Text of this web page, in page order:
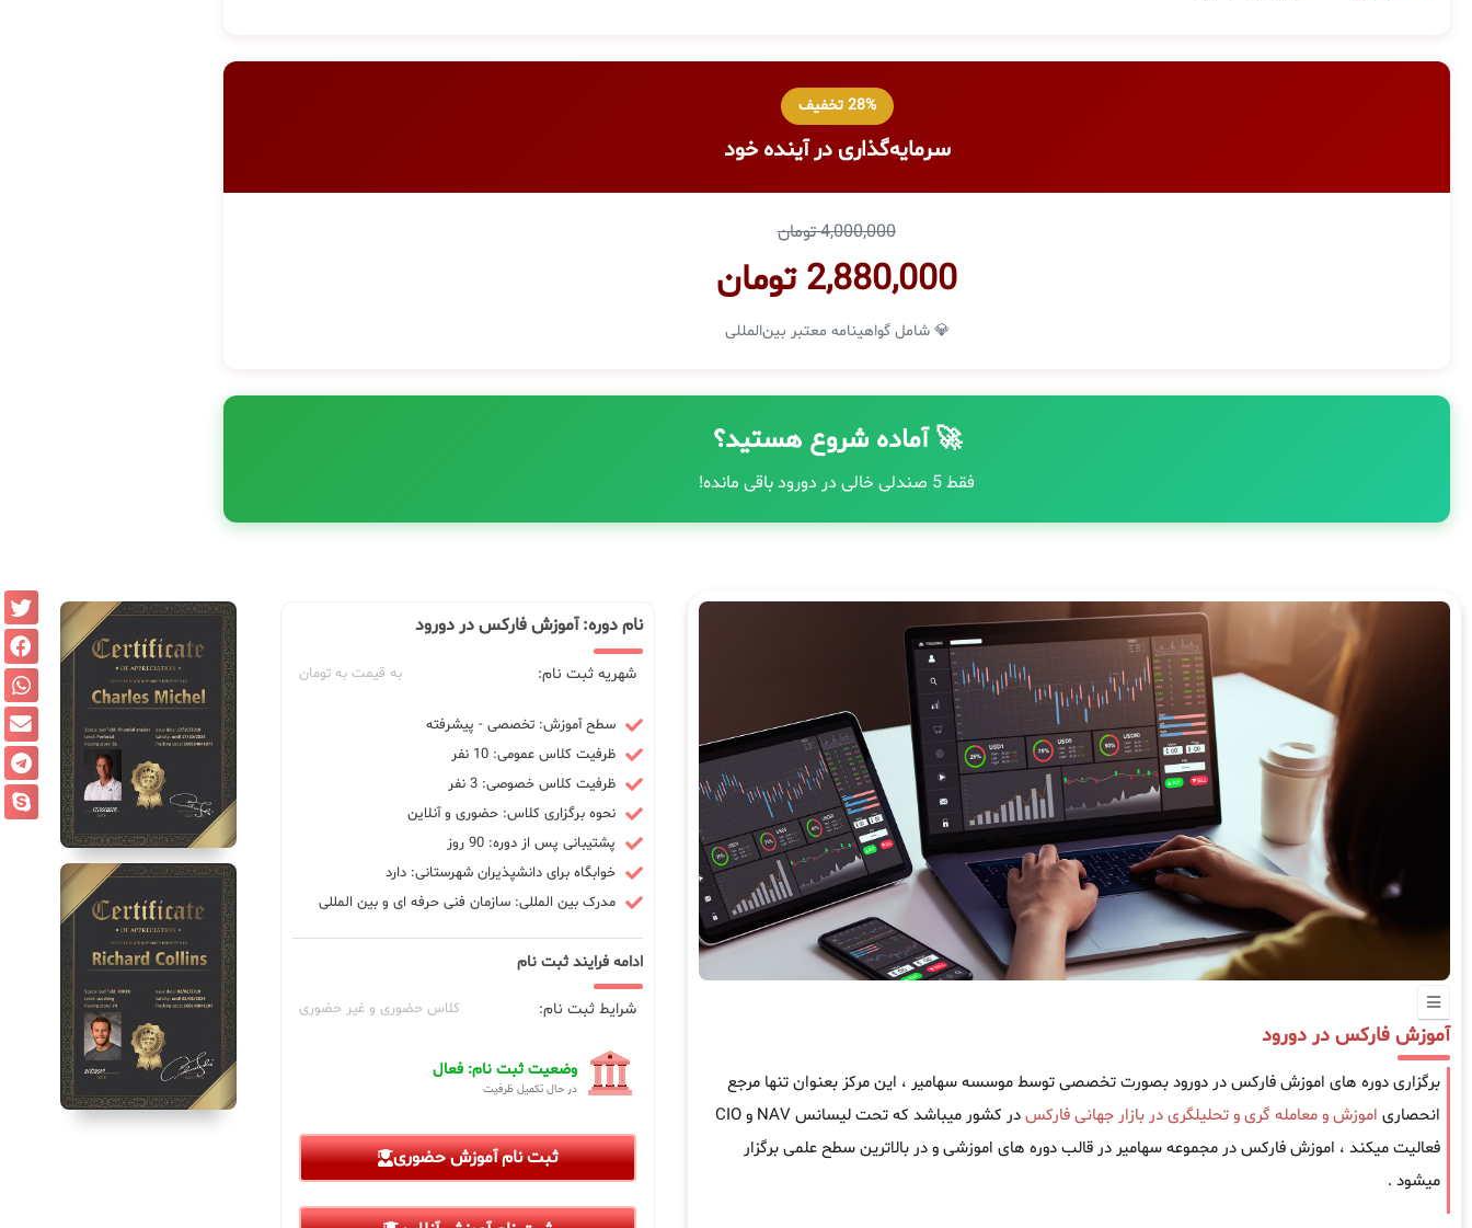
28% تخفیف
سرمایه‌گذاری در آینده خود
4,000,000 تومان
2,880,000 تومان
💎 شامل گواهینامه معتبر بین‌المللی
🚀 آماده شروع هستید؟
فقط 5 صندلی خالی در دورود باقی مانده!
آموزش فارکس در دورود
برگزاری دوره های اموزش فارکس در دورود بصورت تخصصی توسط موسسه سهامیر ، این مرکز بعنوان تنها مرجع
انحصاری اموزش و معامله گری و تحلیلگری در بازار جهانی فارکس
در کشور میباشد که تحت لیسانس NAV و CIO
فعالیت میکند ، اموزش فارکس در مجموعه سهامیر در قالب دوره های اموزشی و در بالاترین سطح علمی برگزار
میشود .
نام دوره: آموزش فارکس در دورود
شهریه ثبت نام: به قیمت به تومان
سطح آموزش: تخصصی - پیشرفته
ظرفیت کلاس عمومی: 10 نفر
ظرفیت کلاس خصوصی: 3 نفر
نحوه برگزاری کلاس: حضوری و آنلاین
پشتیبانی پس از دوره: 90 روز
خوابگاه برای دانشپذیران شهرستانی: دارد
مدرک بین المللی: سازمان فنی حرفه ای و بین المللی
ادامه فرایند ثبت نام
شرایط ثبت نام: کلاس حضوری و غیر حضوری
وضعیت ثبت نام: فعال
در حال تکمیل ظرفیت
ثبت نام آموزش حضوری